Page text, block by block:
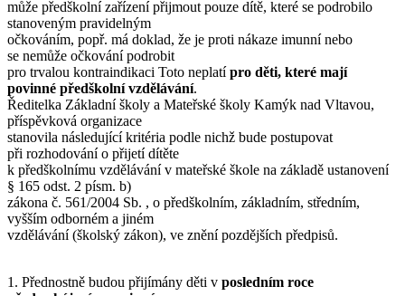
může předškolní zařízení přijmout pouze dítě, které se podrobilo
stanoveným pravidelným
očkováním, popř. má doklad, že je proti nákaze imunní nebo
se nemůže očkování podrobit
pro trvalou kontraindikaci Toto neplatípro děti, které mají
povinné předškolní vzdělávání.
Ředitelka Základní školy a Mateřské školy Kamýk nad Vltavou,
příspěvková organizace
stanovila následující kritéria podle nichž bude postupovat
při rozhodování o přijetí dítěte
k předškolnímu vzdělávání v mateřské škole na základě ustanovení
§ 165 odst. 2 písm. b)
zákona č. 561/2004 Sb. , o předškolním, základním, středním,
vyšším odborném a jiném
vzdělávání (školský zákon), ve znění pozdějších předpisů.
1. Přednostně budou přijímány děti v posledním roce